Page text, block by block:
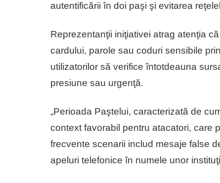
autentificării în doi paşi şi evitarea
Reprezentanţii iniţiativei atrag atenţia
cardului, parole sau coduri sensibile
utilizatorilor să verifice întotdeauna
presiune sau urgenţă.
„Perioada Paştelui, caracterizată de
context favorabil pentru atacatori, care
frecvente scenarii includ mesaje false
apeluri telefonice în numele unor